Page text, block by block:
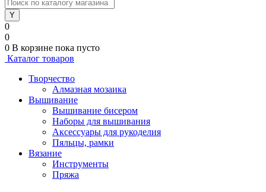
0
0
0 В корзине пока пусто
Каталог товаров
Творчество
Алмазная мозаика
Вышивание
Вышивание бисером
Наборы для вышивания
Аксессуары для рукоделия
Пяльцы, рамки
Вязание
Инструменты
Пряжа